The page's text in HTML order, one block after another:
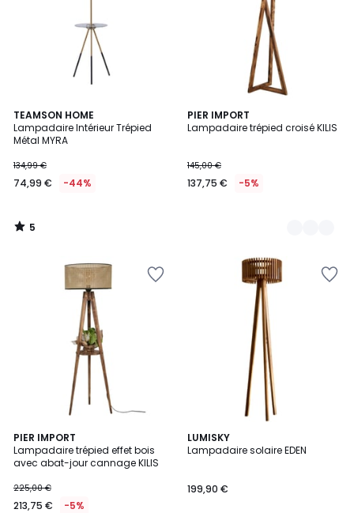
TEAMSON HOME
Lampadaire Intérieur Trépied
Métal MYRA
134,99 €
74,99 € -44%
5
/
5
5
/
PIER IMPORT
Lampadaire trépied croisé KILIS
145,00 €
137,75 € -5%
4
Couleurs
PIER IMPORT
Lampadaire trépied effet bois
avec abat-jour cannage KILIS
225,00 €
213,75 € -5%
LUMISKY
Lampadaire solaire EDEN
199,90 €